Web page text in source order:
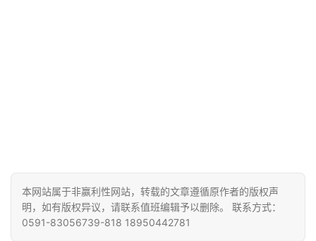
本网站属于非赢利性网站，转载的文章遵循原作者的版权声
明，如有版权异议，请联系值班编辑予以删除。 联系方式：
0591-83056739-818 18950442781